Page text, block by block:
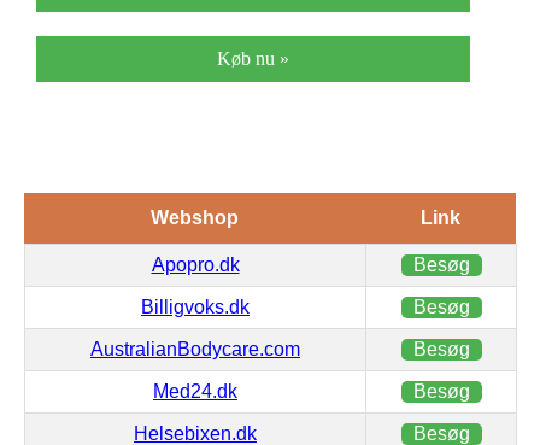
Køb nu »
Webshop Link
Apopro.dk Besøg
Billigvoks.dk Besøg
AustralianBodycare.com Besøg
Med24.dk Besøg
Helsebixen.dk Besøg